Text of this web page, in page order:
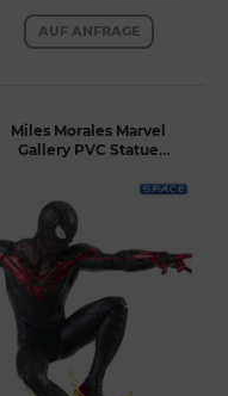
AUF ANFRAGE
Miles Morales Marvel
Gallery PVC Statue